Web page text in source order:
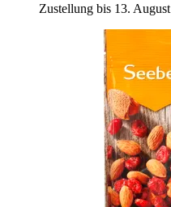
Zustellung bis 13. August